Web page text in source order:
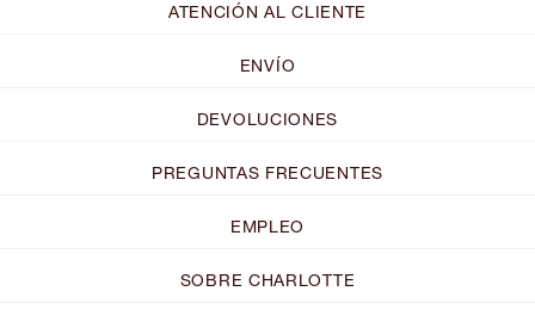
ATENCIÓN AL CLIENTE
ENVÍO
DEVOLUCIONES
PREGUNTAS FRECUENTES
EMPLEO
SOBRE CHARLOTTE